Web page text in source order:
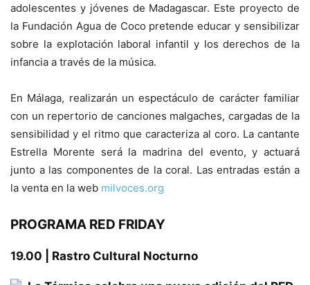
adolescentes y jóvenes de Madagascar. Este proyecto de
la Fundación Agua de Coco pretende educar y sensibilizar
sobre la explotación laboral infantil y los derechos de la
infancia a través de la música.
En Málaga, realizarán un espectáculo de carácter familiar
con un repertorio de canciones malgaches, cargadas de la
sensibilidad y el ritmo que caracteriza al coro. La cantante
Estrella Morente será la madrina del evento, y actuará
junto a las componentes de la coral. Las entradas están a
la venta en la web milvoces.org
PROGRAMA RED FRIDAY
19.00 | Rastro Cultural Nocturno